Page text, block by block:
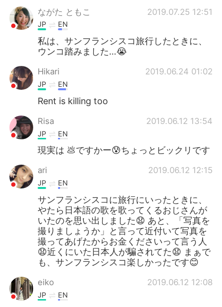
ながた ともこ
2019.07.25 12:51
JP EN
私は、サンフランシスコ旅行したときに、
ウンコ踏みました…😭
Hikari 2019.06.24 01:02
JP EN
Rent is killing too
Risa 2019.06.12 13:54
JP EN
現実は 💩ですかー😰ちょっとビックリです
ari 2019.06.12 12:15
JP EN
サンフランシスコに旅行にいったときに、
やたら日本語の歌を歌ってくるおじさんが
いたのを思い出しました😧 あと、「写真を
撮りましょうか」と言って近付いて写真を
撮ってあげたからお金くださいって言う人
😧近くにいた日本人が騙されてた😧 まぁで
も、サンフランシスコ楽しかったです😊
eiko 2019.06.12 12:08
JP EN